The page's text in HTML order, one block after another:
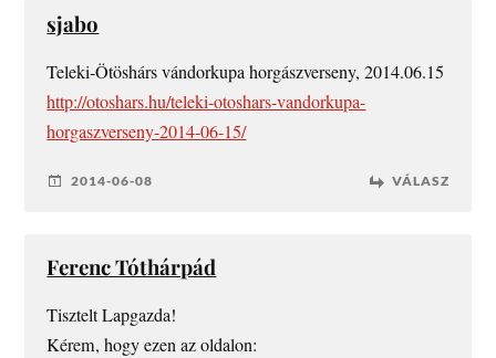
sjabo
Teleki-Ötöshárs vándorkupa horgászverseny, 2014.06.15
http://otoshars.hu/teleki-otoshars-vandorkupa-
horgaszverseny-2014-06-15/
2014-06-08 VÁLASZ
Ferenc Tóthárpád
Tisztelt Lapgazda!
Kérem, hogy ezen az oldalon: